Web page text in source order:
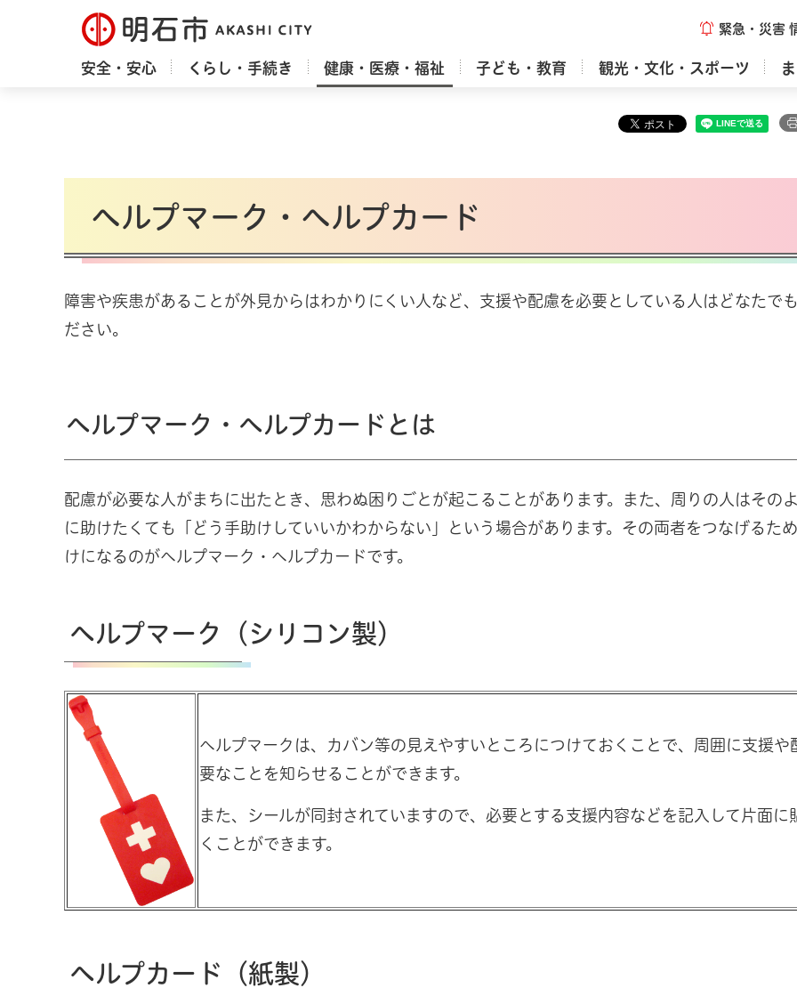
明石市 緊急・災害
安全・安心 くらし・手続き 健康・医療・福祉 子ども・教育 観光・文化・スポーツ
ヘルプマーク・ヘルプカード
障害や疾患があることが外見からはわかりにくい人など、支援や配慮を必要としている人はどなたで
ださい。
ヘルプマーク・ヘルプカードとは
配慮が必要な人がまちに出たとき、思わぬ困りごとが起こることがあります。また、周りの人はその
に助けたくても「どう手助けしていいかわからない」という場合があります。その両者をつなげるた
けになるのがヘルプマーク・ヘルプカードです。
ヘルプマーク（シリコン製）
ヘルプマークは、カバン等の見えやすいところにつけておくことで、周囲に支援や
要なことを知らせることができます。
また、シールが同封されていますので、必要とする支援内容などを記入して片面に
くことができます。
ヘルプカード（紙製）